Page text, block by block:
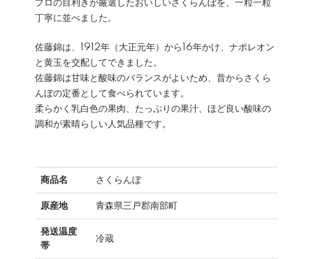
プロの目利きが厳選したおいしいさくらんぼを、一粒一粒
丁寧に並べました。
佐藤錦は、1912年（大正元年）から16年かけ、ナポレオン
と黄玉を交配してできました。
佐藤錦は甘味と酸味のバランスがよいため、昔からさくら
んぼの定番として食べられています。
柔らかく乳白色の果肉、たっぷりの果汁、ほど良い酸味の
調和が素晴らしい人気品種です。
商品名 さくらんぼ
原産地 青森県三戸郡南部町
発送温度
帯
冷蔵